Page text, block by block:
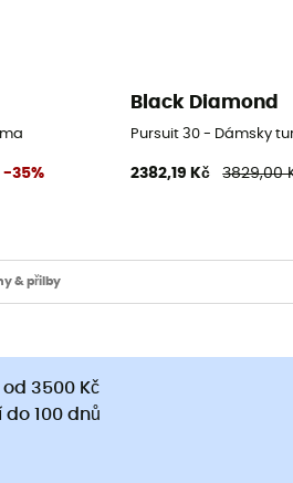
-35%
Black Diamond
Pursuit 30 - Dámsky
2382,19 Kč 3829,00
& přilby
3500 Kč
100 dnů